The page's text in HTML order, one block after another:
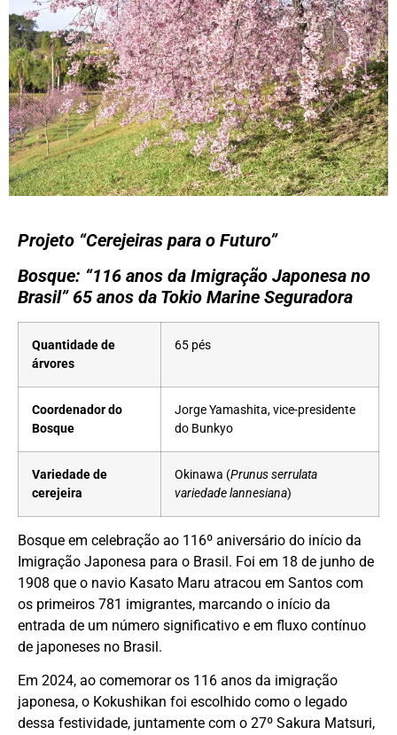
Projeto “Cerejeiras para o Futuro”
Bosque: “116 anos da Imigração Japonesa no
Brasil” 65 anos da Tokio Marine Seguradora
Quantidade de
árvores
65 pés
Coordenador do
Bosque
Jorge Yamashita, vice-presidente
do Bunkyo
Variedade de
cerejeira
Okinawa (Prunus serrulata
variedade lannesiana)
Bosque em celebração ao 116º aniversário do início da
Imigração Japonesa para o Brasil. Foi em 18 de junho de
1908 que o navio Kasato Maru atracou em Santos com
os primeiros 781 imigrantes, marcando o início da
entrada de um número significativo e em fluxo contínuo
de japoneses no Brasil.
Em 2024, ao comemorar os 116 anos da imigração
japonesa, o Kokushikan foi escolhido como o legado
dessa festividade, juntamente com o 27º Sakura Matsuri,